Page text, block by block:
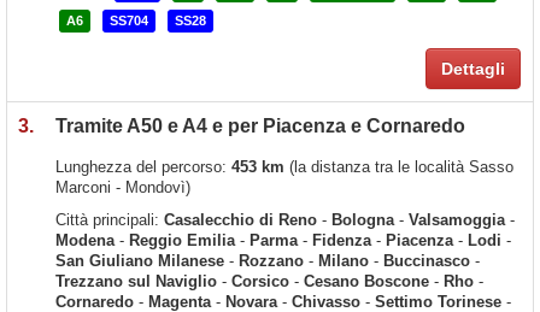
A6 SS704 SS28
Dettagli
3. Tramite A50 e A4 e per Piacenza e Cornaredo
Lunghezza del percorso: 453 km (la distanza tra le località Sasso
Marconi - Mondovì)
Città principali: Casalecchio di Reno - Bologna- Valsamoggia-
Modena- Reggio Emilia- Parma- Fidenza- Piacenza- Lodi -
San Giuliano Milanese - Rozzano - Milano - Buccinasco -
Trezzano sul Naviglio - Corsico - Cesano Boscone - Rho -
Cornaredo - Magenta- Novara- Chivasso - Settimo Torinese -